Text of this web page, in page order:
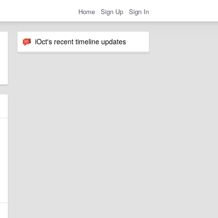
Home Sign Up Sign In
iOct's recent timeline updates